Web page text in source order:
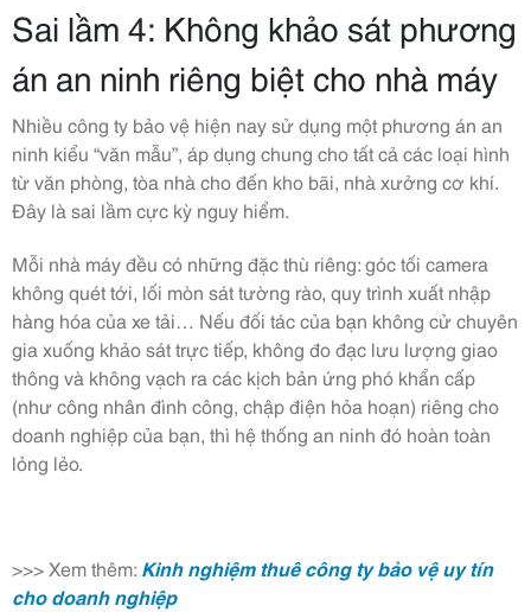
Sai lầm 4: Không khảo sát phương
án an ninh riêng biệt cho nhà máy
Nhiều công ty bảo vệ hiện nay sử dụng một phương án an
ninh kiểu “văn mẫu”, áp dụng chung cho tất cả các loại hình
từ văn phòng, tòa nhà cho đến kho bãi, nhà xưởng cơ khí.
Đây là sai lầm cực kỳ nguy hiểm.
Mỗi nhà máy đều có những đặc thù riêng: góc tối camera
không quét tới, lối mòn sát tường rào, quy trình xuất nhập
hàng hóa của xe tải… Nếu đối tác của bạn không cử chuyên
gia xuống khảo sát trực tiếp, không đo đạc lưu lượng giao
thông và không vạch ra các kịch bản ứng phó khẩn cấp
(như công nhân đình công, chập điện hỏa hoạn) riêng cho
doanh nghiệp của bạn, thì hệ thống an ninh đó hoàn toàn
lỏng lẻo.
>>> Xem thêm: Kinh nghiệm thuê công ty bảo vệ uy tín
cho doanh nghiệp